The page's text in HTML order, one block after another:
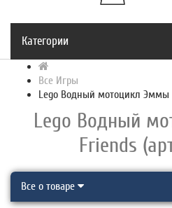
Категории
Все Игры
Lego Водный мотоцикл Эммы
Lego Водный
Friends
Все о товаре